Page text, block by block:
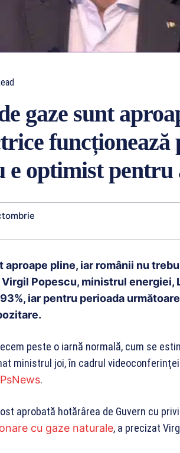
gaze sunt
funcționează
e optimist pentru
aproape pline, iar românii nu
Popescu, ministrul energiei,
iar pentru perioada
peste o iarnă normală, cum se
ministrul joi, în cadrul
PsNews.
aprobată hotărârea de Guvern cu
cu gaze naturale, a precizat